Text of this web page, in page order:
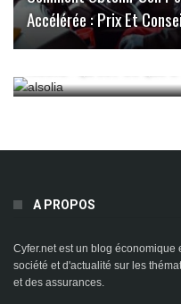
Accélérée : Prix Et
A PROPOS
Cyfer.net est un blog
société et d'actualité sur les
et des assurances.